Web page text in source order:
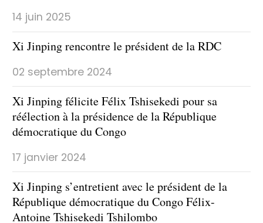
14 juin 2025
Xi Jinping rencontre le président de la RDC
02 septembre 2024
Xi Jinping félicite Félix Tshisekedi pour sa
réélection à la présidence de la République
démocratique du Congo
17 janvier 2024
Xi Jinping s’entretient avec le président de la
République démocratique du Congo Félix-
Antoine Tshisekedi Tshilombo